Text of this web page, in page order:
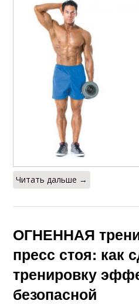
Читать дальше →
ОГНЕННАЯ
пресс стоя: как
тренировку
безопасной